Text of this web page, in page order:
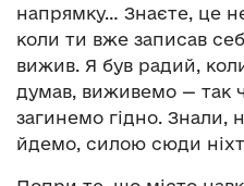
напрямку… Знаєте, це
коли ти вже записав
вижив. Я був радий,
думав, виживемо — так
загинемо гідно. Знали,
йдемо, силою сюди